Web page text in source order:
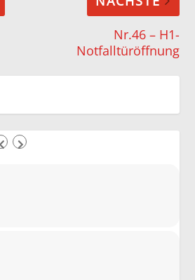
Nr.46 – H1-
Notfalltüröffnung